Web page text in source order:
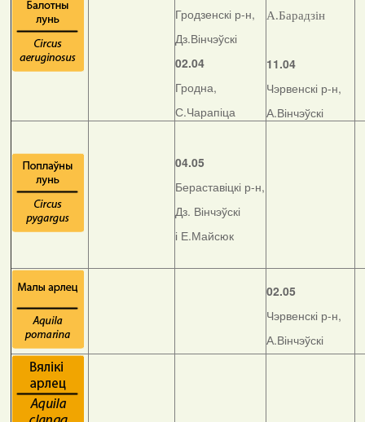
Гродзенскі р-н,
Дз.Вінчэўскі
02.04
Гродна,
С.Чарапіца
А.Барадзін
11.04
Чэрвенскі р-н,
А.Вінчэўскі
04.05
Бераставіцкі р-н,
Дз. Вінчэўскі
і Е.Майсюк
02.05
Чэрвенскі р-н,
А.Вінчэўскі